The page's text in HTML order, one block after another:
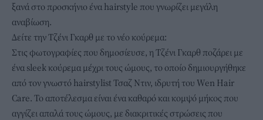
ξανά στο προσκήνιο ένα hairstyle που γνωρίζει μεγάλη
αναβίωση.
Δείτε την Τζένι Γκαρθ με το νέο κούρεμα:
Στις φωτογραφίες που δημοσίευσε, η Τζένι Γκαρθ ποζάρει με
ένα sleek κούρεμα μέχρι τους ώμους, το οποίο δημιουργήθηκε
από τον γνωστό hairstylist Τσαζ Ντιν, ιδρυτή του Wen Hair
Care. Το αποτέλεσμα είναι ένα καθαρό και κομψό μήκος που
αγγίζει απαλά τους ώμους, με διακριτικές στρώσεις που